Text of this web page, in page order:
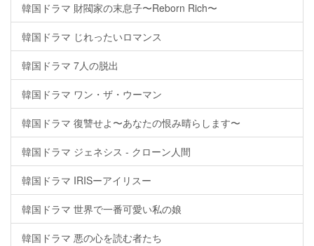
韓国ドラマ 財閥家の末息子〜Reborn Rich〜
韓国ドラマ じれったいロマンス
韓国ドラマ 7人の脱出
韓国ドラマ ワン・ザ・ウーマン
韓国ドラマ 復讐せよ〜あなたの恨み晴らします〜
韓国ドラマ ジェネシス - クローン人間
韓国ドラマ IRISーアイリスー
韓国ドラマ 世界で一番可愛い私の娘
韓国ドラマ 悪の心を読む者たち